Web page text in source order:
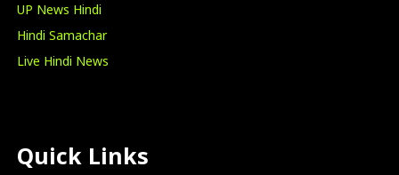
UP News Hindi
Hindi Samachar
Live Hindi News
Quick Links